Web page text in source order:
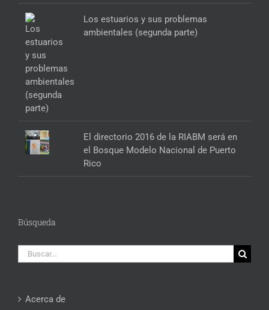
Los estuarios y sus problemas
ambientales (segunda parte)
El directorio 2016 de la RIABM será en
el Bosque Modelo Nacional de Puerto
Rico
Búsqueda
Buscar:
Acerca de